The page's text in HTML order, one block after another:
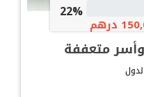
22%
درهم
متعففة